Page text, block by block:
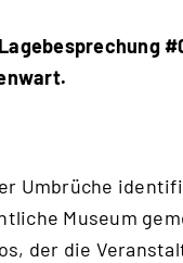
Lagebesprechung
Umbrüche
Museum
der die